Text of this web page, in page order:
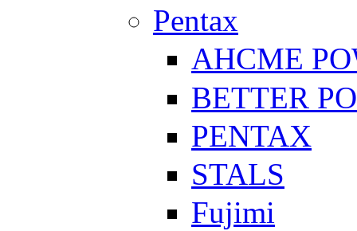
Pentax
AHCME
BETTER
PENTAX
STALS
Fujimi